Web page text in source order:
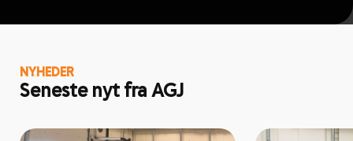
NYHEDER
Seneste nyt fra AGJ